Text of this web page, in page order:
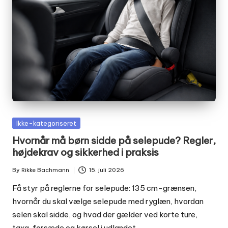
Posted
Ikke-kategoriseret
Hvornår må børn sidde på selepude? Regler,
højdekrav og sikkerhed i praksis
Posted
by
By Rikke Bachmann 15. juli 2026
Få styr på reglerne for selepude: 135 cm-grænsen,
hvornår du skal vælge selepude med ryglæn, hvordan
selen skal sidde, og hvad der gælder ved korte ture,